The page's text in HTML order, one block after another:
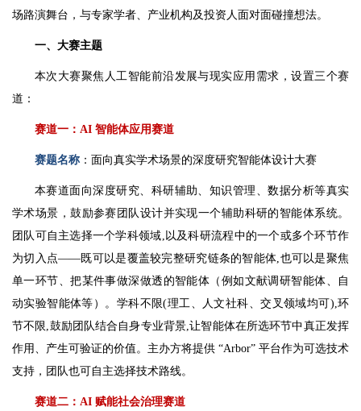
场路演舞台，与专家学者、产业机构及投资人面对面碰撞想法。
一、大赛主题
本次大赛聚焦人工智能前沿发展与现实应用需求，设置三个赛
道：
赛道一：AI 智能体应用赛道
赛题名称 ：面向真实学术场景的深度研究智能体设计大赛
本赛道面向深度研究、科研辅助、知识管理、数据分析等真实
学术场景，鼓励参赛团队设计并实现一个辅助科研的智能体系统。
团队可自主选择一个学科领域,以及科研流程中的一个或多个环节作
为切入点——既可以是覆盖较完整研究链条的智能体,也可以是聚焦
单一环节、把某件事做深做透的智能体（例如文献调研智能体、自
动实验智能体等）。学科不限(理工、人文社科、交叉领域均可),环
节不限,鼓励团队结合自身专业背景,让智能体在所选环节中真正发挥
作用、产生可验证的价值。主办方将提供 “Arbor” 平台作为可选技术
支持，团队也可自主选择技术路线。
赛道二：AI 赋能社会治理赛道